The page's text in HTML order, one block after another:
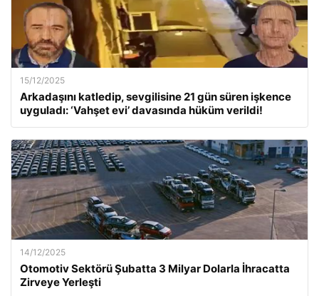
15/12/2025
Arkadaşını katledip, sevgilisine 21 gün süren işkence
uyguladı: ‘Vahşet evi’ davasında hüküm verildi!
14/12/2025
Otomotiv Sektörü Şubatta 3 Milyar Dolarla İhracatta
Zirveye Yerleşti